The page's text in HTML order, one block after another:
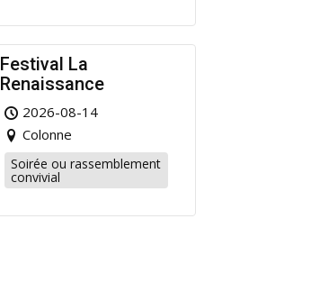
Festival La
Renaissance
2026-08-14
Colonne
Soirée ou rassemblement
convivial